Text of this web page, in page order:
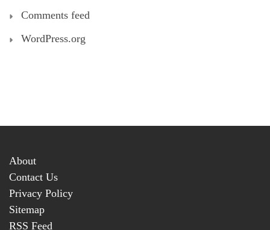
Comments feed
WordPress.org
About
Contact Us
Privacy Policy
Sitemap
RSS Feed